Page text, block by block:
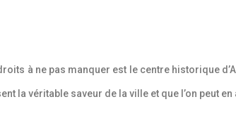
à ne pas manquer est le centre historique
la véritable saveur de la ville et que l’on peut